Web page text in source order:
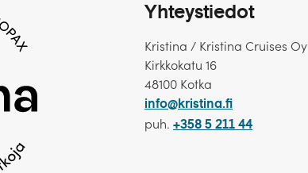
Yhteystiedot
Kristina / Kristina Cruises Oy
Kirkkokatu 16
48100 Kotka
info@kristina.fi
puh. +358 5 211 44